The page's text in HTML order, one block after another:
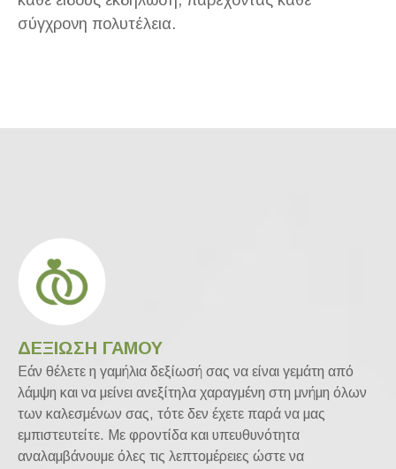
σύγχρονη πολυτέλεια.
ΔΕΞΙΩΣΗ ΓΑΜΟΥ
Εάν θέλετε η γαμήλια δεξίωσή σας να είναι γεμάτη από
λάμψη και να μείνει ανεξίτηλα χαραγμένη στη μνήμη όλων
των καλεσμένων σας, τότε δεν έχετε παρά να μας
εμπιστευτείτε. Με φροντίδα και υπευθυνότητα
αναλαμβάνουμε όλες τις λεπτομέρειες ώστε να